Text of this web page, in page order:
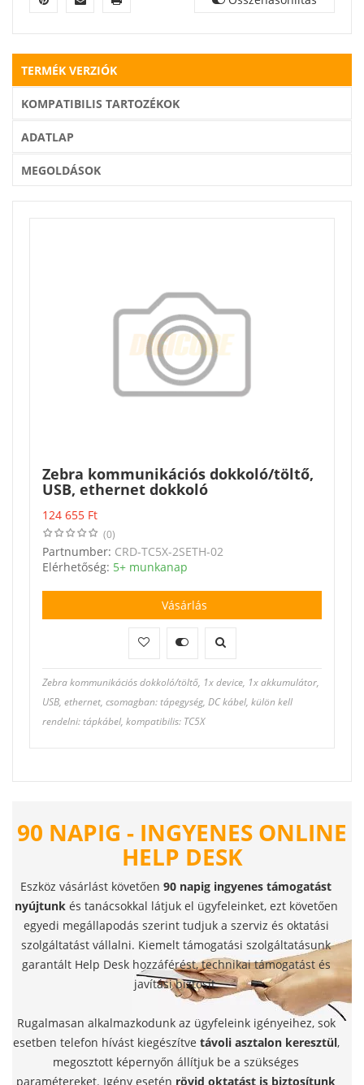
TERMÉK VERZIÓK
KOMPATIBILIS TARTOZÉKOK
ADATLAP
MEGOLDÁSOK
Zebra kommunikációs dokkoló/töltő,
USB, ethernet dokkoló
124 655 Ft
(0)
Partnumber: CRD-TC5X-2SETH-02
Elérhetőség: 5+ munkanap
Vásárlás
Zebra kommunikációs dokkoló/töltő, 1x device, 1x akkumulátor,
USB, ethernet, csomagban: tápegység, DC kábel, külön kell
rendelni: tápkábel, kompatibilis: TC5X
90 NAPIG - INGYENES ONLINE
HELP DESK
Eszköz vásárlást követően 90 napig ingyenes támogatást
nyújtunkés tanácsokkal látjuk el ügyfeleinket, ezt követően
egyedi megállapodás szerint tudjuk a szerviz és oktatási
szolgáltatást vállalni. Kiemelt támogatási szolgáltatásunk
garantált Help Desk hozzáférést, technikai támogatást és
javítási biztosít.
Rugalmasan alkalmazkodunk az ügyfeleink igényeihez, sok
esetben telefon hívást kiegészítve távoli asztalon keresztül,
megosztott képernyőn állítjuk be a szükséges
paramétereket. Igény esetén rövid oktatást is biztosítunk